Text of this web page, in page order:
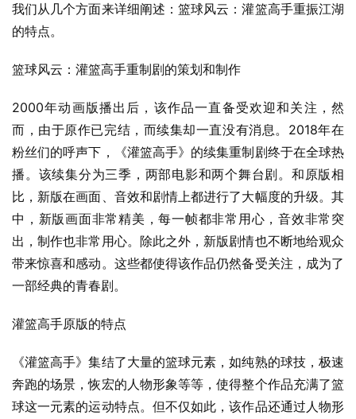
我们从几个方面来详细阐述：篮球风云：灌篮高手重振江湖
的特点。
篮球风云：灌篮高手重制剧的策划和制作
2000年动画版播出后，该作品一直备受欢迎和关注，然
而，由于原作已完结，而续集却一直没有消息。2018年在
粉丝们的呼声下，《灌篮高手》的续集重制剧终于在全球热
播。该续集分为三季，两部电影和两个舞台剧。和原版相
比，新版在画面、音效和剧情上都进行了大幅度的升级。其
中，新版画面非常精美，每一帧都非常用心，音效非常突
出，制作也非常用心。除此之外，新版剧情也不断地给观众
带来惊喜和感动。这些都使得该作品仍然备受关注，成为了
一部经典的青春剧。
灌篮高手原版的特点
《灌篮高手》集结了大量的篮球元素，如纯熟的球技，极速
奔跑的场景，恢宏的人物形象等等，使得整个作品充满了篮
球这一元素的运动特点。但不仅如此，该作品还通过人物形